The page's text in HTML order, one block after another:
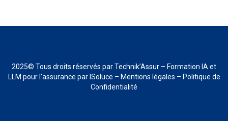
2025© Tous droits réservés par Technik’Assur – Formation IA et
LLM pour l’assurance par ISoluce – Mentions légales – Politique de
Confidentialité